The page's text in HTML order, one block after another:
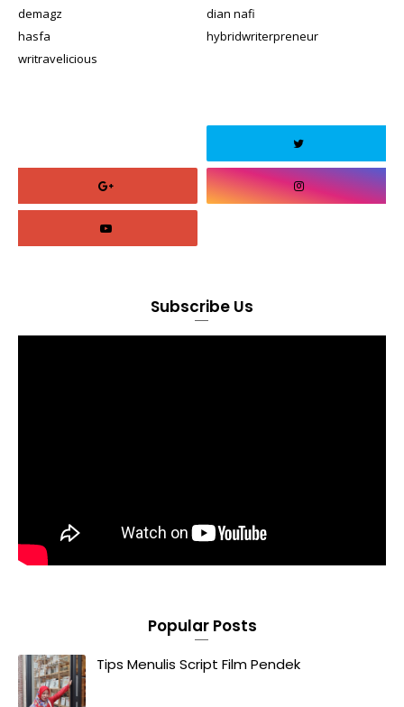
demagz
dian nafi
hasfa
hybridwriterpreneur
writravelicious
Subscribe Us
Popular Posts
Tips Menulis Script Film Pendek